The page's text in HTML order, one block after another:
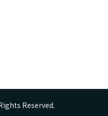
Reserved.